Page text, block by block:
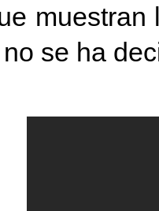
se ha